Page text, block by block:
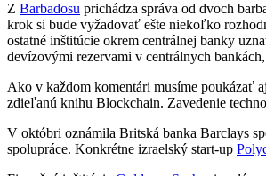
Z Barbadosu prichádza správa od dvoch
krok si bude vyžadovať ešte niekoľko
ostatné inštitúcie okrem centrálnej banky
devízovými rezervami v centrálnych
Ako v každom komentári musíme poukázať
zdieľanú knihu Blockchain. Zavedenie
V októbri oznámila Britská banka Barclays
spolupráce. Konkrétne izraelský start-up